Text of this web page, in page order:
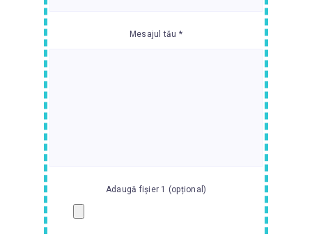
Mesajul tău *
Adaugă fișier 1 (opțional)